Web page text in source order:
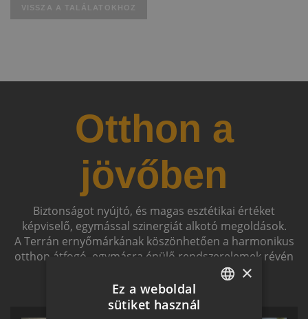
VISSZA A TALÁLATOKHOZ
Otthon a
jövőben
Biztonságot nyújtó, és magas esztétikai értéket
képviselő, egymással szinergiát alkotó megoldások.
A Terrán ernyőmárkának köszönhetően a harmonikus
otthon átfogó, egymásra épülő rendszerelemek révén
HUNGARIAN
×
Ez a weboldal
sütiket használ